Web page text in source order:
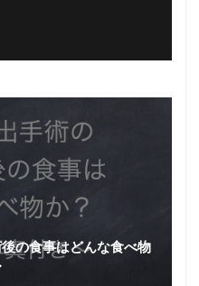
の食事はどんな食べ物